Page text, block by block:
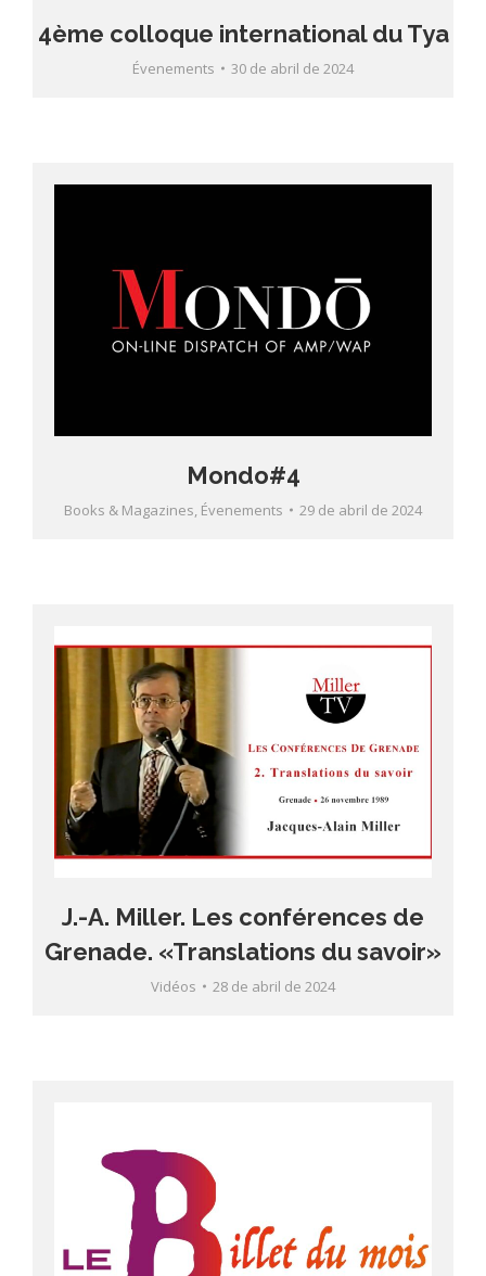
4ème colloque international du Tya
Évenements 30 de abril de 2024
Mondo#4
Books & Magazines, Évenements 29 de abril de 2024
J.-A. Miller. Les conférences de
Grenade. «Translations du savoir»
Vidéos 28 de abril de 2024